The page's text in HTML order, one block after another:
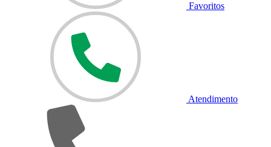
Favoritos
Atendimento